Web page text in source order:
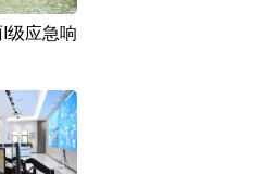
级应急响